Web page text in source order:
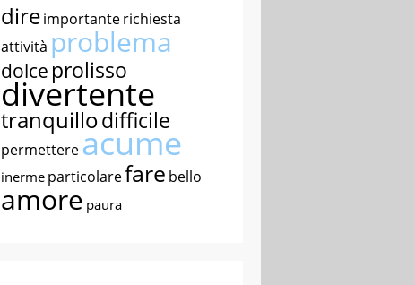
direimportanterichiesta
attività problema
dolce prolisso
divertente
tranquillodifficile
permettereacume
inerme particolarefare bello
amore paura